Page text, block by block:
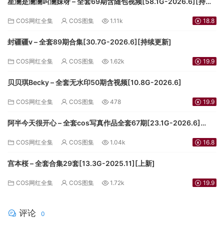
COS网红全集 COS图集 1.11k 18.8
封疆疆v – 全套89期合集[30.7G-2026.6][持续更新]
COS网红全集 COS图集 1.62k 19.9
贝贝琪Becky – 全套无水印50期含视频[10.8G-2026.6]
COS网红全集 COS图集 478 19.9
阿半今天很开心 – 全套cos写真作品全套67期[23.1G-2026.6]
COS网红全集 COS图集 1.04k 16.8
宫本桜 – 全套合集29套[13.3G-2025.11][上新]
COS网红全集 COS图集 1.72k 19.9
评论 0